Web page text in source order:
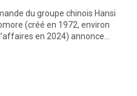
du groupe chinois Hansi
(créé en 1972, environ
en 2024) annonce…